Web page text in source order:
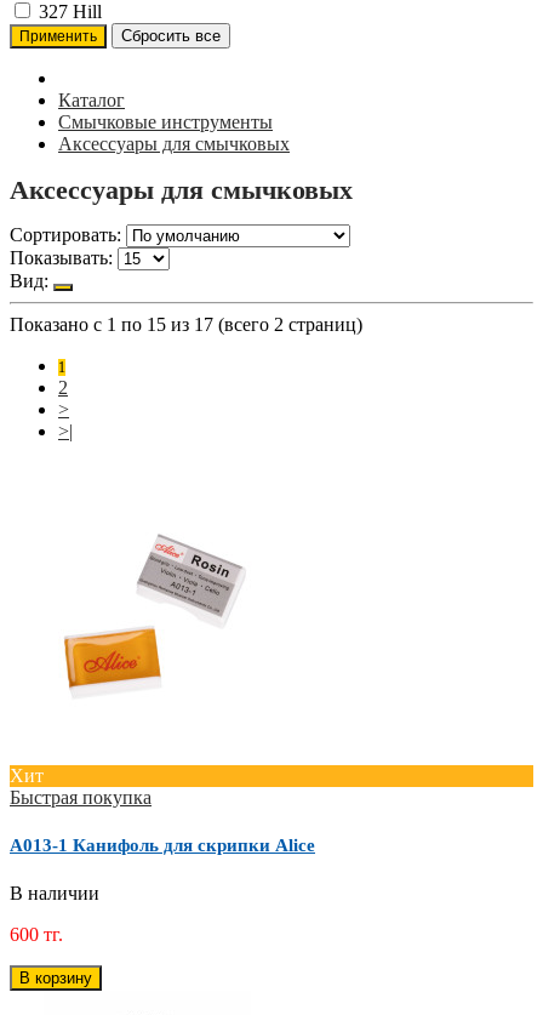
327 Hill
Каталог
Смычковые инструменты
Аксессуары для смычковых
Аксессуары для смычковых
Сортировать:
Показывать:
Вид:
Показано с 1 по 15 из 17 (всего 2 страниц)
1
2
>
>|
Хит
Быстрая покупка
A013-1 Канифоль для скрипки Alice
В наличии
600 тг.
В корзину